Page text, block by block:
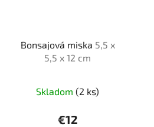
Bonsajová miska 5,5 x
5,5 x 12 cm
Skladom (2 ks)
€12